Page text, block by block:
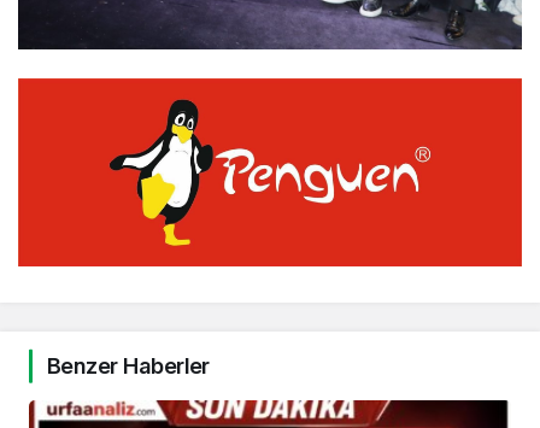
Benzer Haberler